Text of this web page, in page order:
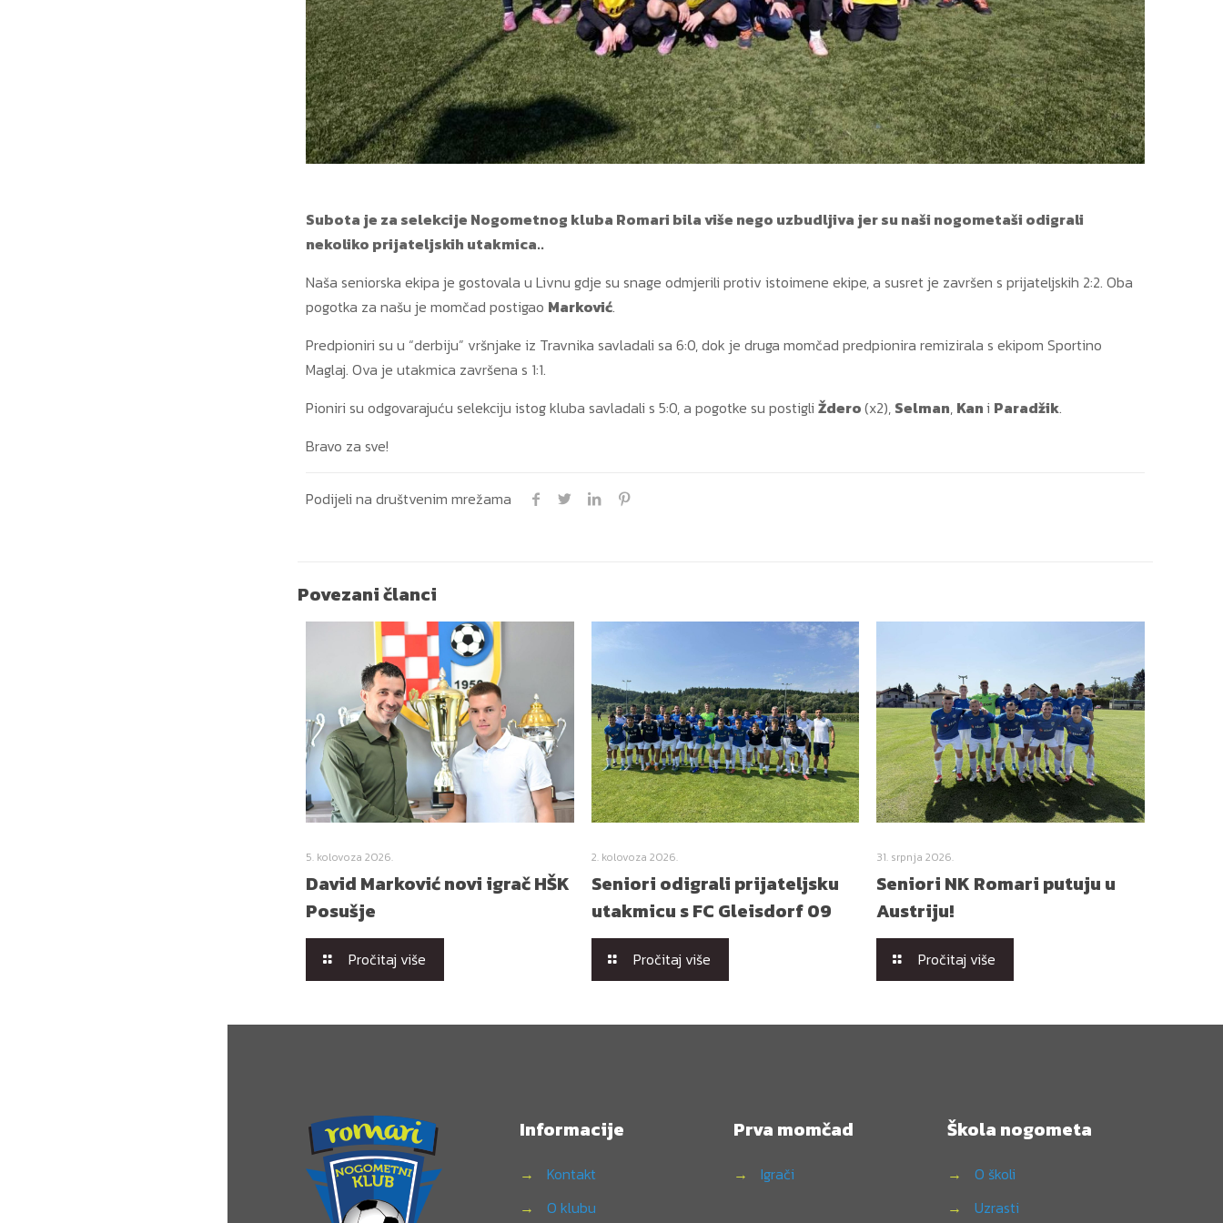
Subota je za selekcije Nogometnog kluba Romari bila više nego uzbudljiva jer su naši nogometaši odigrali
nekoliko prijateljskih utakmica..
Naša seniorska ekipa je gostovala u Livnu gdje su snage odmjerili protiv istoimene ekipe, a susret je završen s prijateljskih 2:2. Oba
pogotka za našu je momčad postigao Marković.
Predpioniri su u “derbiju” vršnjake iz Travnika savladali sa 6:0, dok je druga momčad predpionira remizirala s ekipom Sportino
Maglaj. Ova je utakmica završena s 1:1.
Pioniri su odgovarajuću selekciju istog kluba savladali s 5:0, a pogotke su postigliŽdero(x2), Selman, Kani Paradžik.
Bravo za sve!
Podijeli na društvenim mrežama
Povezani članci
5. kolovoza 2026.
David Marković novi igrač HŠK
Posušje
Pročitaj više
2. kolovoza 2026.
Seniori odigrali prijateljsku
utakmicu s FC Gleisdorf 09
Pročitaj više
31. srpnja 2026.
Seniori NK Romari putuju u
Austriju!
Pročitaj više
Informacije
→
Kontakt
→
O klubu
Prva momčad
→ Igrači
Škola nogometa
→
O školi
→
Uzrasti